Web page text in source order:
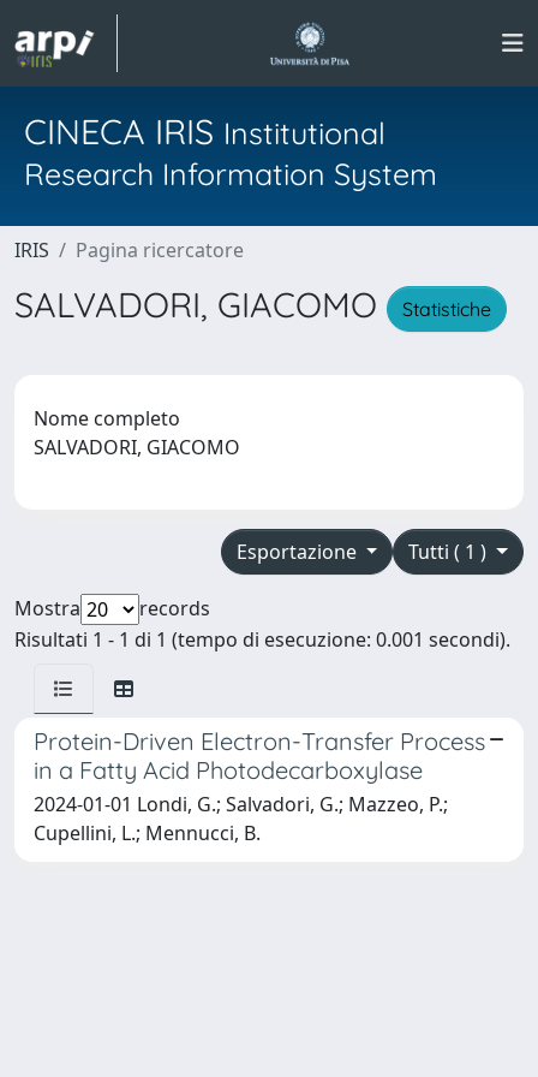
CINECA IRIS Institutional
Research Information System
IRIS Pagina ricercatore
SALVADORI, GIACOMO Statistiche
Nome completo
SALVADORI, GIACOMO
Tutti ( 1 )
Esportazione
Mostra
records
Risultati 1 - 1 di 1 (tempo di esecuzione: 0.001 secondi).
Protein-Driven Electron-Transfer Process
in a Fatty Acid Photodecarboxylase
2024-01-01 Londi, G.; Salvadori, G.; Mazzeo, P.;
Cupellini, L.; Mennucci, B.